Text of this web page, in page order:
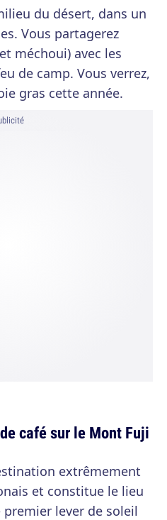
du désert, dans un
Vous partagerez
méchoui) avec les
de camp. Vous verrez,
gras cette année.
café sur le Mont Fuji
extrêmement
et constitue le lieu
lever de soleil